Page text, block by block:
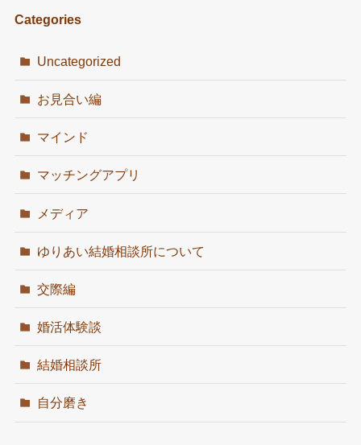
Categories
Uncategorized
お見合い編
マインド
マッチングアプリ
メディア
ゆりあい結婚相談所について
交際編
婚活体験談
結婚相談所
自分磨き